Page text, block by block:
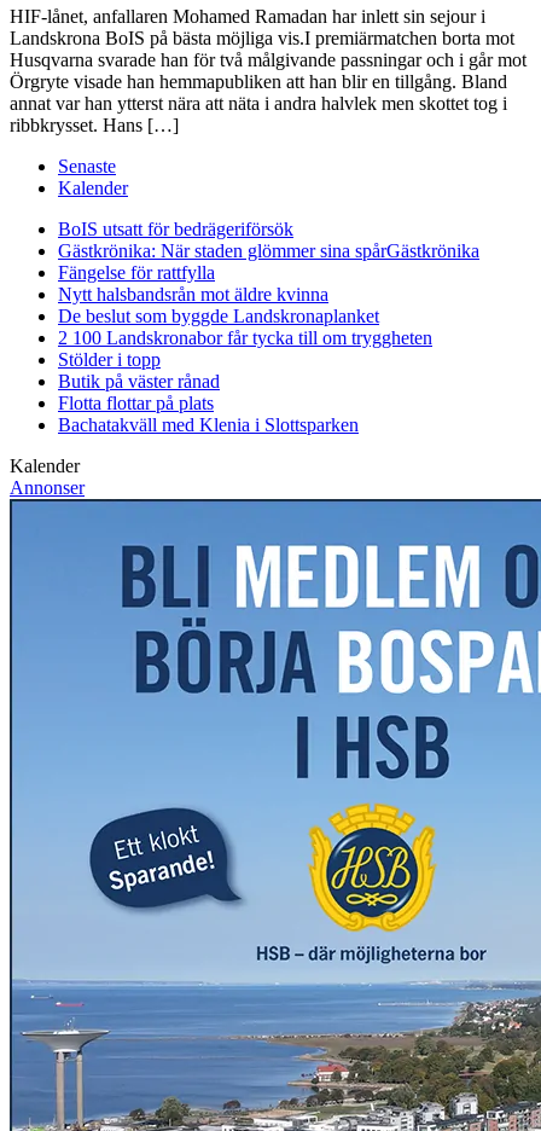
HIF-lånet, anfallaren Mohamed Ramadan har inlett sin sejour i
Landskrona BoIS på bästa möjliga vis.I premiärmatchen borta mot
Husqvarna svarade han för två målgivande passningar och i går mot
Örgryte visade han hemmapubliken att han blir en tillgång. Bland
annat var han ytterst nära att näta i andra halvlek men skottet tog i
ribbkrysset. Hans […]
Senaste
Kalender
BoIS utsatt för bedrägeriförsök
Gästkrönika: När staden glömmer sina spårGästkrönika
Fängelse för rattfylla
Nytt halsbandsrån mot äldre kvinna
De beslut som byggde Landskronaplanket
2 100 Landskronabor får tycka till om tryggheten
Stölder i topp
Butik på väster rånad
Flotta flottar på plats
Bachatakväll med Klenia i Slottsparken
Kalender
Annonser